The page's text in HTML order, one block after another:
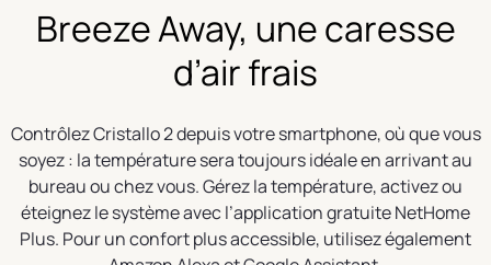
Breeze Away, une caresse
d’air frais
Contrôlez Cristallo 2 depuis votre smartphone, où que vous
soyez : la température sera toujours idéale en arrivant au
bureau ou chez vous. Gérez la température, activez ou
éteignez le système avec l’application gratuite NetHome
Plus. Pour un confort plus accessible, utilisez également